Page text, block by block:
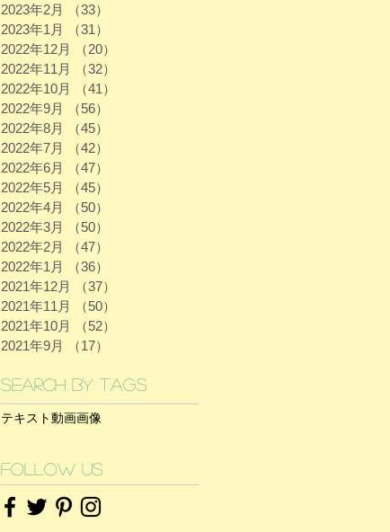
2023年2月
（33）
2023年1月
（31）
2022年12月
（20）
2022年11月
（32）
2022年10月
（41）
2022年9月
（56）
2022年8月
（45）
2022年7月
（42）
2022年6月
（47）
2022年5月
（45）
2022年4月
（50）
2022年3月
（50）
2022年2月
（47）
2022年1月
（36）
2021年12月
（37）
2021年11月
（50）
2021年10月
（52）
2021年9月
（17）
Search By Tags
テキスト動画画像
Follow Us